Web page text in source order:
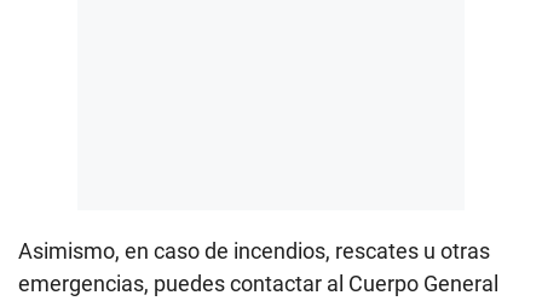
Asimismo, en caso de incendios, rescates u otras
emergencias, puedes contactar al Cuerpo General